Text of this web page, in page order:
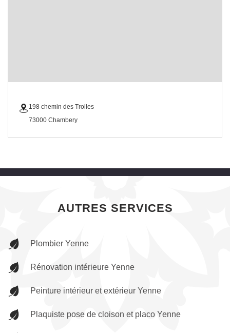
198 chemin des Trolles
73000 Chambery
AUTRES SERVICES
Plombier Yenne
Rénovation intérieure Yenne
Peinture intérieur et extérieur Yenne
Plaquiste pose de cloison et placo Yenne